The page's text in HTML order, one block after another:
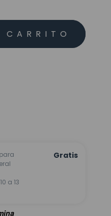
a 13
Gratis